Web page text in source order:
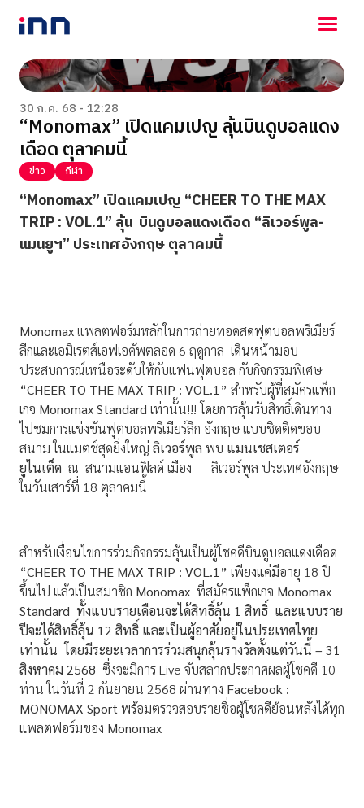
NEWS
ENTERTAINMENT
LIFESTYLE
HOROSCOPE
LOTTERY
VIDEO
ร่วมด้วยช่วยกัน
30 ก.ค. 68 - 12:28
“Monomax” เปิดแคมเปญ ลุ้นบินดูบอลแดง
เดือด ตุลาคมนี้
ข่าว กีฬา
“Monomax” เปิดแคมเปญ “CHEER TO THE MAX
TRIP : VOL.1” ลุ้น บินดูบอลแดงเดือด “ลิเวอร์พูล-
แมนยูฯ” ประเทศอังกฤษ ตุลาคมนี้
Monomaxแพลตฟอร์มหลักในการถ่ายทอดสดฟุตบอลพรีเมียร์
ลีกและเอมิเรตส์เอฟเอคัพตลอด 6 ฤดูกาล เดินหน้ามอบ
ประสบการณ์เหนือระดับให้กับแฟนฟุตบอล กับกิจกรรมพิเศษ
“CHEER TO THE MAX TRIP : VOL.1” สำหรับผู้ที่สมัครแพ็ก
เกจ Monomax Standard เท่านั้น!!! โดยการลุ้นรับสิทธิ์เดินทาง
ไปชมการแข่งขันฟุตบอลพรีเมียร์ลีก อังกฤษ แบบชิดติดขอบ
สนาม ในแมตช์สุดยิ่งใหญ่ ลิเวอร์พูล พบ แมนเชสเตอร์
ยูไนเต็ด ณ สนามแอนฟิลด์ เมือง ลิเวอร์พูล ประเทศอังกฤษ
ในวันเสาร์ที่ 18 ตุลาคมนี้
สำหรับเงื่อนไขการร่วมกิจกรรมลุ้นเป็นผู้โชคดีบินดูบอลแดงเดือด
“CHEER TO THE MAX TRIP : VOL.1” เพียงแค่มีอายุ 18 ปี
ขึ้นไป แล้วเป็นสมาชิก Monomax ที่สมัครแพ็กเกจ Monomax
Standard ทั้งแบบรายเดือนจะได้สิทธิ์ลุ้น 1 สิทธิ์ และแบบราย
ปีจะได้สิทธิ์ลุ้น 12 สิทธิ์ และเป็นผู้อาศัยอยู่ในประเทศไทย
เท่านั้น โดยมีระยะเวลาการร่วมสนุกลุ้นรางวัลตั้งแต่วันนี้ – 31
สิงหาคม 2568 ซึ่งจะมีการ Live จับสลากประกาศผลผู้โชคดี 10
ท่าน ในวันที่ 2 กันยายน 2568 ผ่านทาง Facebook :
MONOMAX Sport พร้อมตรวจสอบรายชื่อผู้โชคดีย้อนหลังได้ทุก
แพลตฟอร์มของ Monomax